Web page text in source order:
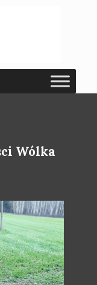
Wólka